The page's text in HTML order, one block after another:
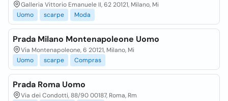
Galleria Vittorio Emanuele II, 62 20121, Milano, Mi
Uomo
scarpe Moda
Prada Milano Montenapoleone Uomo
Via Montenapoleone, 6 20121, Milano, Mi
Uomo
scarpe Compras
Prada Roma Uomo
Via dei Condotti, 88/90 00187, Roma, Rm